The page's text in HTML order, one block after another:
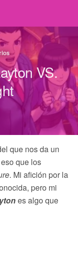
VS.
que nos da un
que los
. Mi afición por la
pero mi
es algo que